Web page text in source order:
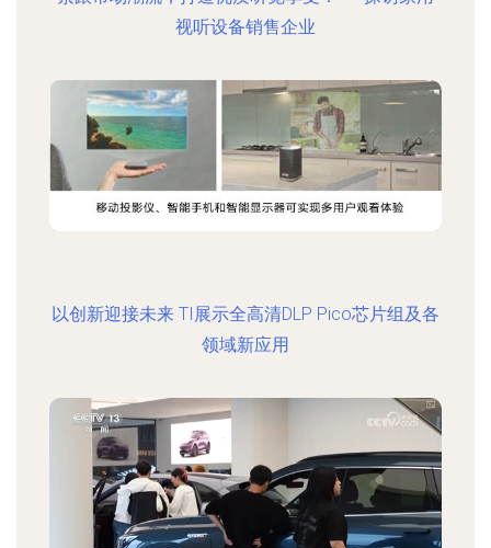
视听设备销售企业
以创新迎接未来 TI展示全高清DLP Pico芯片组及各
领域新应用